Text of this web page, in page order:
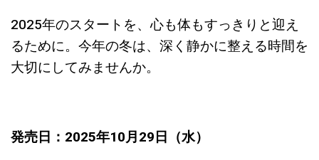
2025年のスタートを、心も体もすっきりと迎え
るために。今年の冬は、深く静かに整える時間を
大切にしてみませんか。
発売日：2025年10月29日（水）